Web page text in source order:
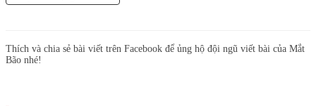
Thích và chia sẻ bài viết trên Facebook để ủng hộ đội ngũ viết bài của Mắt
Bão nhé!